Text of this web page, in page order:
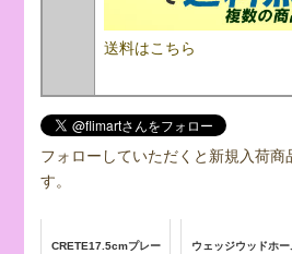
送料はこちら
フォローしていただくと新規入荷商
す。
CRETE17.5cmプレー
ウェッジウッドホー